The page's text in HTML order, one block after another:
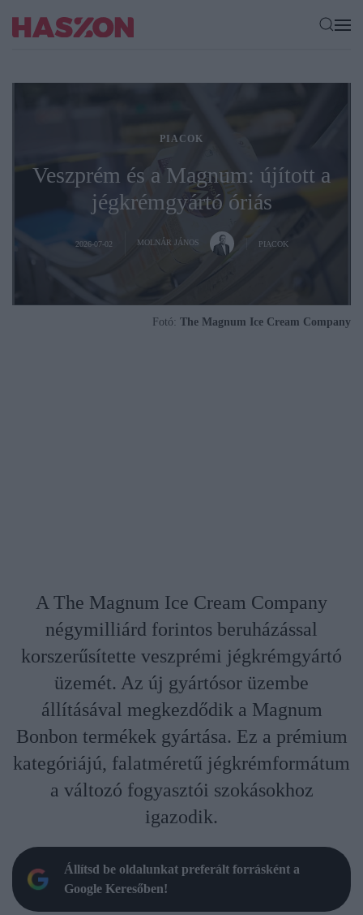
PIACOK
Veszprém és a Magnum: újított a
jégkrémgyártó óriás
2026-07-02 MOLNÁR JÁNOS PIACOK
Fotó: The Magnum Ice Cream Company
A The Magnum Ice Cream Company
négymilliárd forintos beruházással
korszerűsítette veszprémi jégkrémgyártó
üzemét. Az új gyártósor üzembe
állításával megkezdődik a Magnum
Bonbon termékek gyártása. Ez a prémium
kategóriájú, falatméretű jégkrémformátum
a változó fogyasztói szokásokhoz
igazodik.
Állítsd be oldalunkat preferált forrásként a
Google Keresőben!